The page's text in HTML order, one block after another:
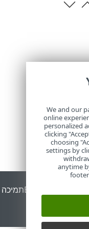
ESET Status Portalתמיכה
We and our
online
personalized
clicking
choosing
settings by
anytime